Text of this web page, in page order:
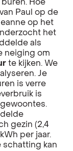
Hoe
Paul op de
op het
het
als
neiging om
te kijken. We
Je
is verre
is
gezin (2,4
per jaar.
schatting kan